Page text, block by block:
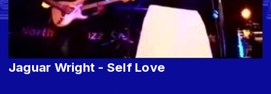
Jaguar Wright - Self Love